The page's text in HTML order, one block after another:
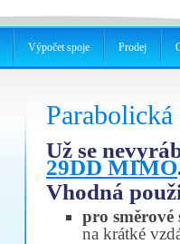
Už se
29DD MIMO
Vhodná
pro směrové
na krátké
Výpočet spoje Prodej